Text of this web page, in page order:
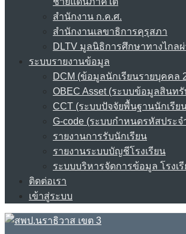
สำนักงาน ก.ค.ศ.
สำนักงานเลขาธิการคุรุสภา
DLTV มูลนิธิการศึกษาทางไกล
ระบบรายงานข้อมูล
DCM (ข้อมูลนักเรียนรายบุคคล
OBEC Asset (ระบบข้อมูลสินท
CCT (ระบบปัจจัยพื้นฐานนักเรีย
G-code (ระบบกำหนดรหัสประจ
รายงานการรับนักเรียน
รายงานระบบบัญชีโรงเรียน
ระบบบริหารจัดการข้อมูล โรงเ
ติดต่อเรา
เข้าสู่ระบบ